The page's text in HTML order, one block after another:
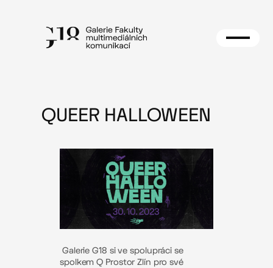
QUEER HALLOWEEN
Galerie G18 si ve spolupráci se
spolkem Q Prostor Zlín pro své